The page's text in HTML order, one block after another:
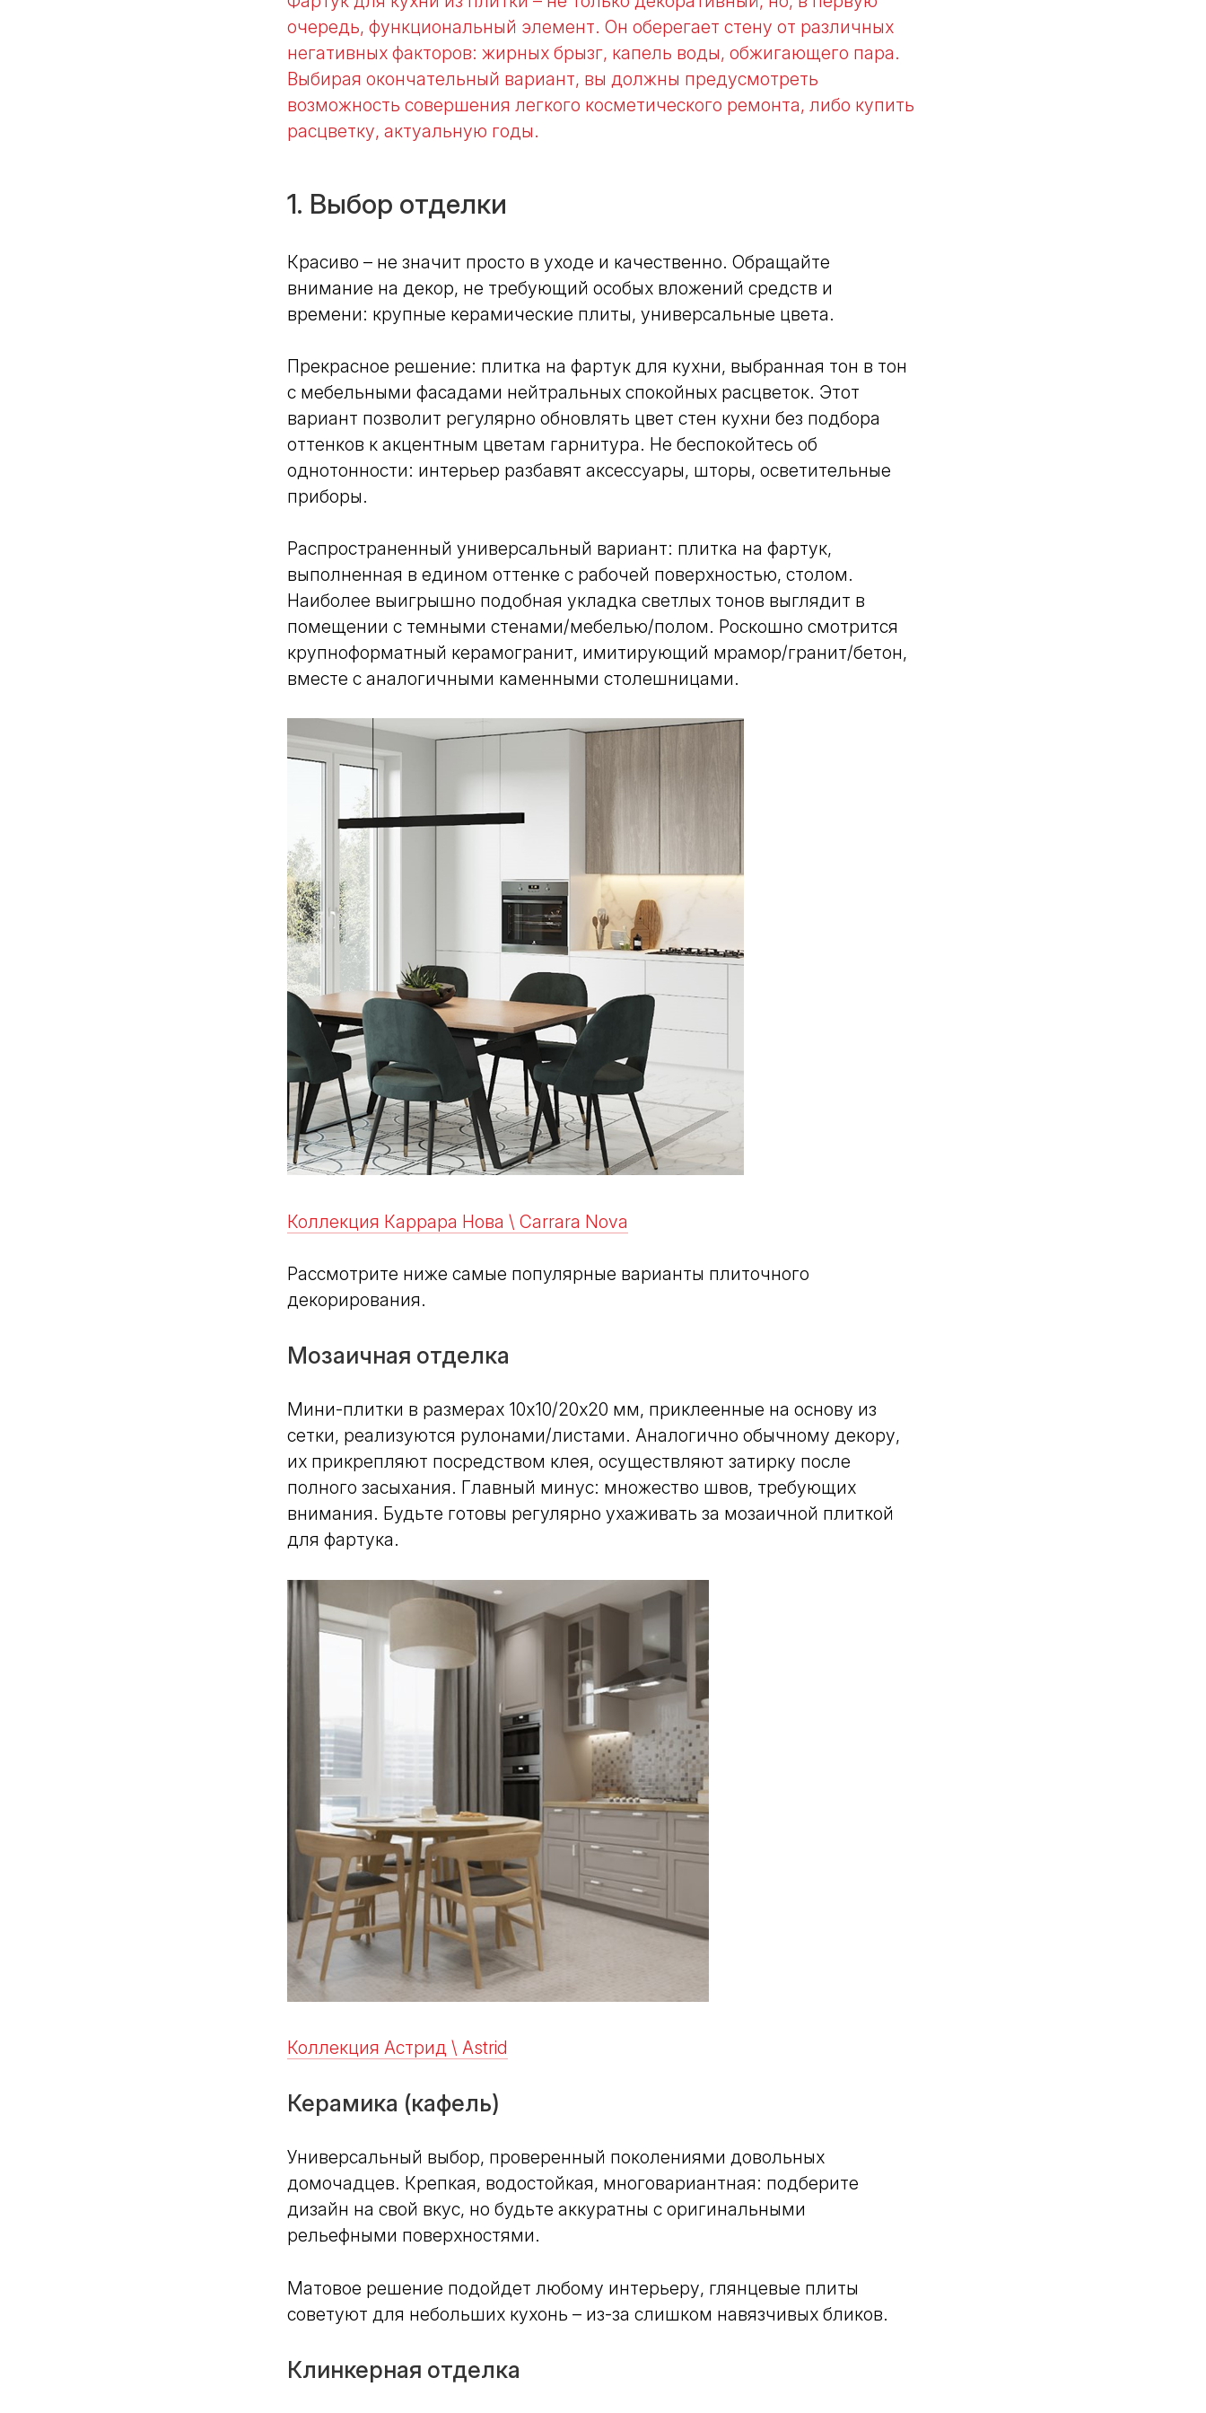
очередь, функциональный элемент. Он оберегает стену от различных
негативных факторов: жирных брызг, капель воды, обжигающего пара.
Выбирая окончательный вариант, вы должны предусмотреть
возможность совершения легкого косметического ремонта, либо купить
расцветку, актуальную годы.
1. Выбор отделки
Красиво – не значит просто в уходе и качественно. Обращайте
внимание на декор, не требующий особых вложений средств и
времени: крупные керамические плиты, универсальные цвета.
Прекрасное решение: плитка на фартук для кухни, выбранная тон в тон
с мебельными фасадами нейтральных спокойных расцветок. Этот
вариант позволит регулярно обновлять цвет стен кухни без подбора
оттенков к акцентным цветам гарнитура. Не беспокойтесь об
однотонности: интерьер разбавят аксессуары, шторы, осветительные
приборы.
Распространенный универсальный вариант: плитка на фартук,
выполненная в едином оттенке с рабочей поверхностью, столом.
Наиболее выигрышно подобная укладка светлых тонов выглядит в
помещении с темными стенами/мебелью/полом. Роскошно смотрится
крупноформатный керамогранит, имитирующий мрамор/гранит/бетон,
вместе с аналогичными каменными столешницами.
Коллекция Каррара Нова \ Carrara Nova
Рассмотрите ниже самые популярные варианты плиточного
декорирования.
Мозаичная отделка
Мини-плитки в размерах 10х10/20х20 мм, приклеенные на основу из
сетки, реализуются рулонами/листами. Аналогично обычному декору,
их прикрепляют посредством клея, осуществляют затирку после
полного засыхания. Главный минус: множество швов, требующих
внимания. Будьте готовы регулярно ухаживать за мозаичной плиткой
для фартука.
Коллекция Астрид \ Astrid
Керамика (кафель)
Универсальный выбор, проверенный поколениями довольных
домочадцев. Крепкая, водостойкая, многовариантная: подберите
дизайн на свой вкус, но будьте аккуратны с оригинальными
рельефными поверхностями.
Матовое решение подойдет любому интерьеру, глянцевые плиты
советуют для небольших кухонь – из-за слишком навязчивых бликов.
Клинкерная отделка